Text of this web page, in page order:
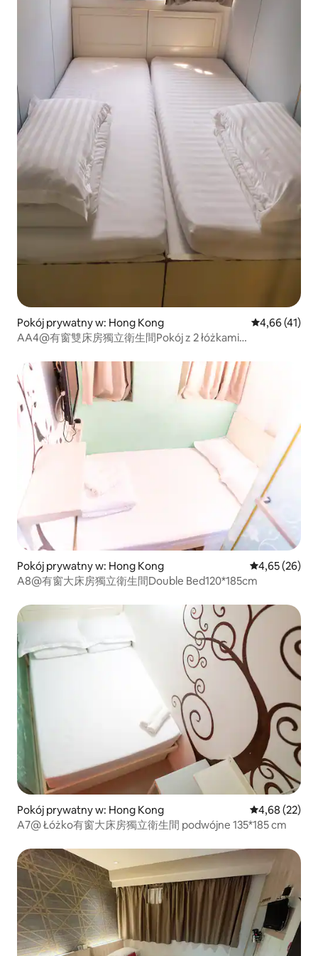
Pokój prywatny w: Hong Kong Średnia
4,66 (41)
AA4@有窗雙床房獨立衛生間Pokój z 2 łóżkami
Pokój prywatny w: Hong Kong Średnia
4,65 (26)
A8@有窗大床房獨立衛生間Double Bed120*185cm
Pokój prywatny w: Hong Kong Średnia
4,68 (22)
A7@ Łóżko有窗大床房獨立衛生間 podwójne 135*185 cm